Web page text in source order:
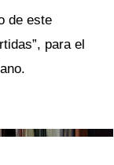
de este
para el